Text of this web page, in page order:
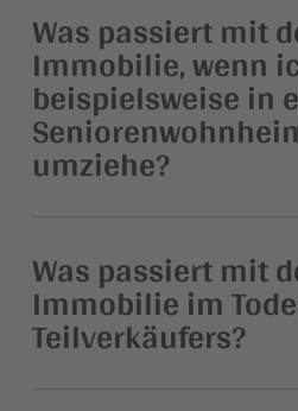
Was passiert mit
Immobilie, wenn
beispielsweise in
umziehe?
Was passiert mit
Immobilie im
Teilverkäufers?